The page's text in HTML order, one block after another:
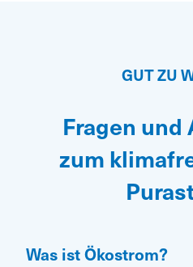
GUT ZU
Fragen
zum
Was ist Ökostrom?